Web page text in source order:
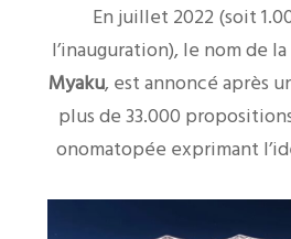
En juillet 2022 (soit
l’inauguration), le nom de
Myaku, est annoncé après
plus de 33.000
onomatopée exprimant